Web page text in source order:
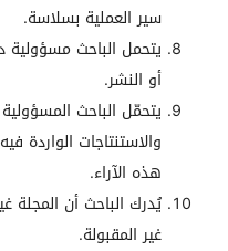
سير العملية بسلاسة.
يتحمل الباحث
أو النشر.
يتحمّل الباحث
والاستنتاجات الواردة
هذه الآراء.
يُدرك الباحث أن المجلة
غير المقبولة.